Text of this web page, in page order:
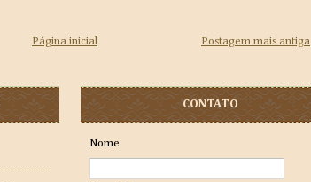
Postagem mais antiga
Página inicial
CONTATO
Nome